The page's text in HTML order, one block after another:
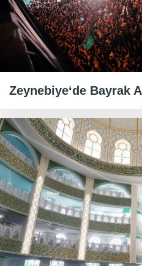
Zeynebiye‘de Bayrak